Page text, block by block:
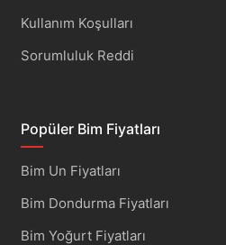
Kullanım Koşulları
Sorumluluk Reddi
Popüler Bim Fiyatları
Bim Un Fiyatları
Bim Dondurma Fiyatları
Bim Yoğurt Fiyatları